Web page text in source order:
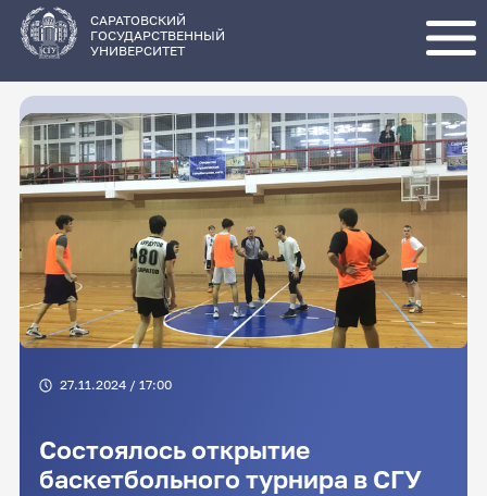
основному
содержанию
САРАТОВСКИЙ
ГОСУДАРСТВЕННЫЙ
УНИВЕРСИТЕТ
27.11.2024 / 17:00
Состоялось открытие
баскетбольного турнира в СГУ